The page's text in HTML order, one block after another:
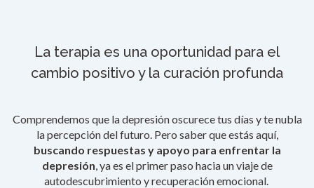
La terapia es una oportunidad para el
cambio positivo y la curación profunda
Comprendemos que la depresión oscurece tus días y te nubla
la percepción del futuro. Pero saber que estás aquí,
buscando respuestas y apoyo para enfrentar la
depresión , ya es el primer paso hacia un viaje de
autodescubrimiento y recuperación emocional.